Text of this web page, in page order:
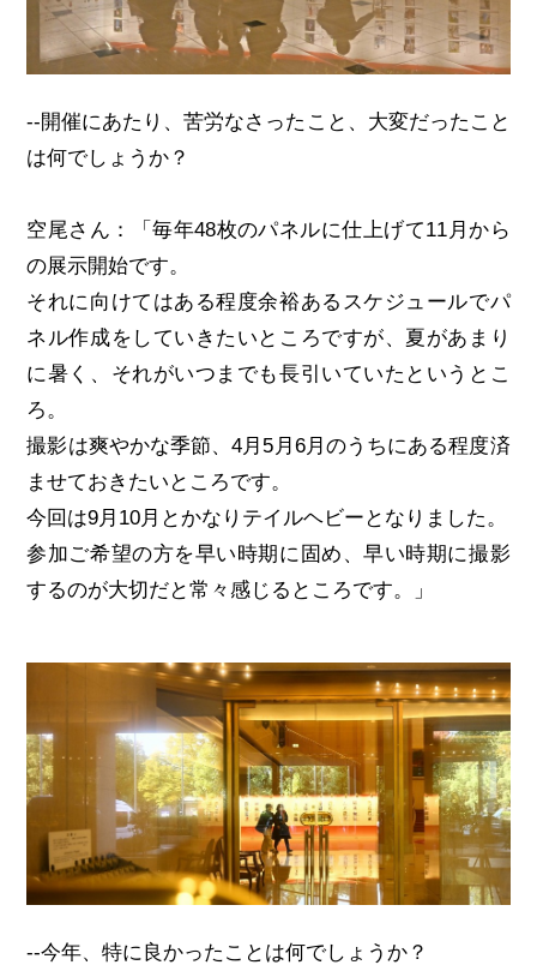
--開催にあたり、苦労なさったこと、大変だったこと
は何でしょうか？
空尾さん：「毎年48枚のパネルに仕上げて11月から
の展示開始です。
それに向けてはある程度余裕あるスケジュールでパ
ネル作成をしていきたいところですが、夏があまり
に暑く、それがいつまでも長引いていたというとこ
ろ。
撮影は爽やかな季節、4月5月6月のうちにある程度済
ませておきたいところです。
今回は9月10月とかなりテイルヘビーとなりました。
参加ご希望の方を早い時期に固め、早い時期に撮影
するのが大切だと常々感じるところです。」
--今年、特に良かったことは何でしょうか？